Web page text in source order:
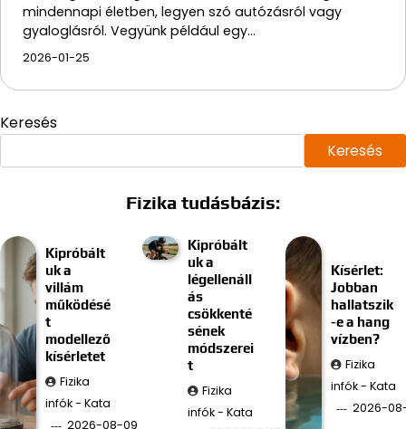
mindennapi életben, legyen szó autózásról vagy
gyaloglásról. Vegyünk például egy…
2026-01-25
Keresés
Keresés
Fizika tudásbázis:
Kipróbált
uk a
villám
működésé
t
modellező
kísérletet
Fizika
infók - Kata
2026-08-09
Kipróbált
uk a
légellenáll
ás
csökkenté
sének
módszerei
t
Fizika
infók - Kata
Kísérlet:
Jobban
hallatszik
-e a hang
vízben?
Fizika
infók - Kata
2026-